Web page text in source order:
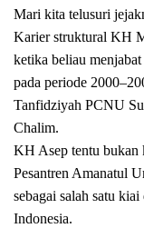
Mari kita telusuri
Karier struktural KH
ketika beliau
pada periode
Tanfidziyah PCNU
Chalim.
KH Asep tentu bukan
Pesantren Amanatul
sebagai salah satu
Indonesia.